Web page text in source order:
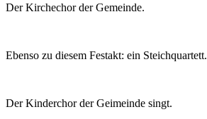
Der Kirchechor der Gemeinde.
Ebenso zu diesem Festakt: ein Steichquartett.
Der Kinderchor der Geimeinde singt.